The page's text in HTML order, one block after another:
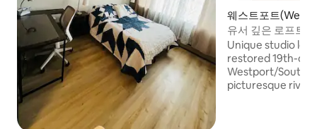
웨스트포트
프트
유서 깊은 로프트,
Unique studio loft
restored 19th-
Westport/
picturesque river